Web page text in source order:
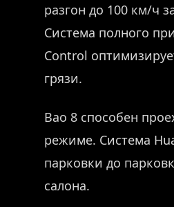
разгон до 100 км/ч
Система полного
Control
грязи.
Bao 8 способен
режиме. Система
парковки до
салона.